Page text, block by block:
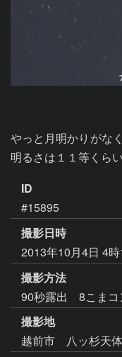
やっと月明かりがな
明るさは１１等くら
ID
#15895
撮影日時
2013年10月4日 4
撮影方法
90秒露出 8こま
撮影地
越前市 八ッ杉天